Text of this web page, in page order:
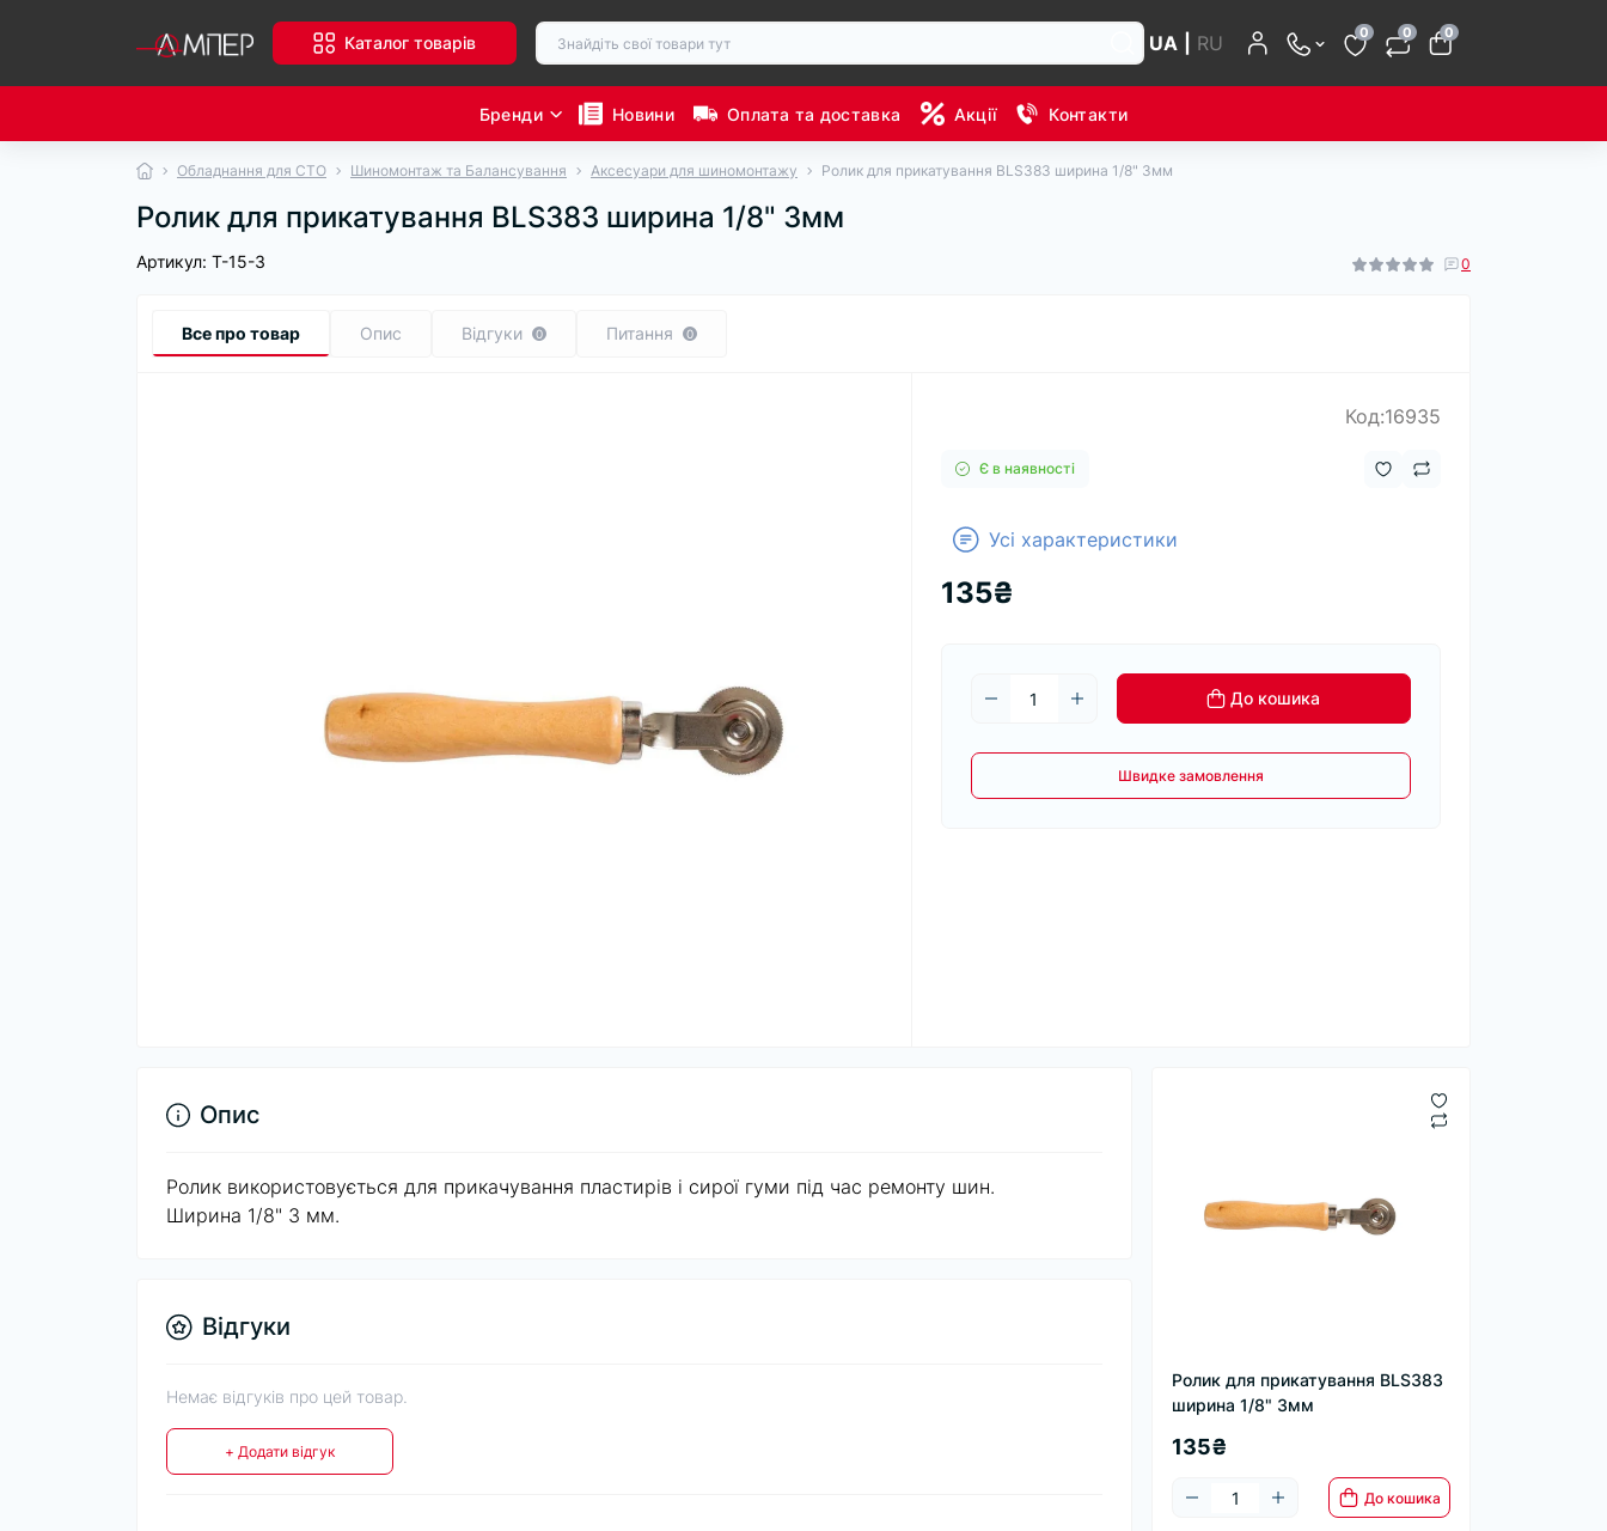
Каталог товарів UA RU 0 0 0
Бренди Новини Оплата та доставка Акції Контакти
Обладнання для СТО Шиномонтаж та Балансування Аксесуари для шиномонтажу Ролик для прикатування BLS383 ширина 1/8" 3мм
Ролик для прикатування BLS383 ширина 1/8" 3мм
Артикул: T-15-3 0
Все про товар Опис Відгуки 0 Питання 0
Код:16935
Є в наявності
Усі характеристики
135₴
До кошика
Швидке замовлення
Ролик для прикатування BLS383
ширина 1/8" 3мм
135₴
До кошика
Опис
Ролик використовується для прикачування пластирів і сирої гуми під час ремонту шин.
Ширина 1/8" 3 мм.
Відгуки
Немає відгуків про цей товар.
+ Додати відгук